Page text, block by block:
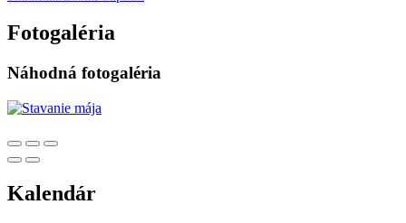
Fotogaléria
Náhodná fotogaléria
Kalendár